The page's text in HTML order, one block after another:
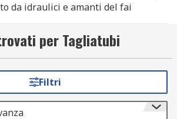
da idraulici e amanti del fai
efficiente rispetto a un
forme e dimensioni, per
da tagliare. I tagliatubi
per tagliare rame,
per Tagliatubi
Filtri